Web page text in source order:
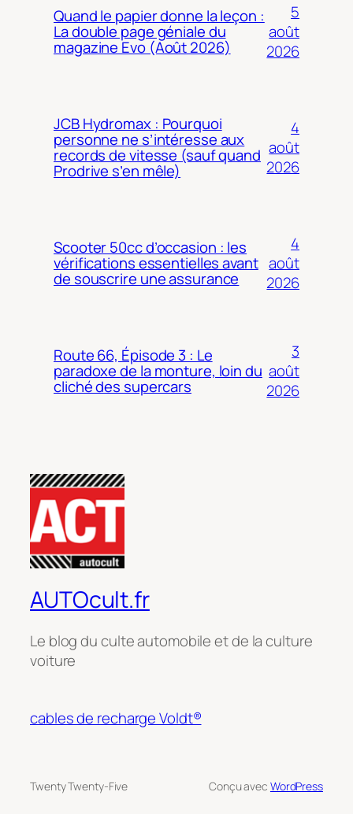
Quand le papier donne la leçon :
La double page géniale du
magazine Evo (Août 2026)
5
août
2026
JCB Hydromax : Pourquoi
personne ne s’intéresse aux
records de vitesse (sauf quand
Prodrive s’en mêle)
4
août
2026
Scooter 50cc d’occasion : les
vérifications essentielles avant
de souscrire une assurance
4
août
2026
Route 66, Épisode 3 : Le
paradoxe de la monture, loin du
cliché des supercars
3
août
2026
AUTOcult.fr
Le blog du culte automobile et de la culture
voiture
cables de recharge Voldt®
Twenty Twenty-Five Conçu avec WordPress